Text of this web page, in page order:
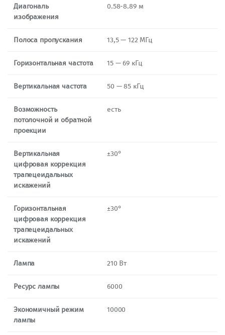
Диагональ
изображения
0.58-8.89 м
Полоса пропускания 13,5 — 122 МГц
Горизонтальная частота 15 — 69 кГц
Вертикальная частота 50 — 85 кГц
Возможность
потолочной и обратной
проекции
есть
Вертикальная
цифровая коррекция
трапецеидальных
искажений
±30°
Горизонтальная
цифровая коррекция
трапецеидальных
искажений
±30°
Лампа 210 Вт
Ресурс лампы 6000
Экономичный режим
лампы
10000